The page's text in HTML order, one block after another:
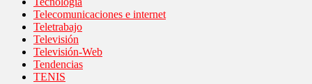
Telecomunicaciones e internet
Teletrabajo
Televisión
Televisión-Web
Tendencias
TENIS